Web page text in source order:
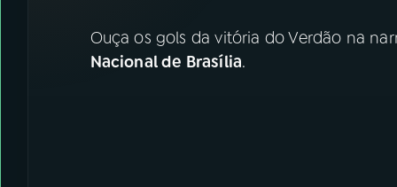
Ouça os gols da vitória do Verdão na
Nacional de Brasília.